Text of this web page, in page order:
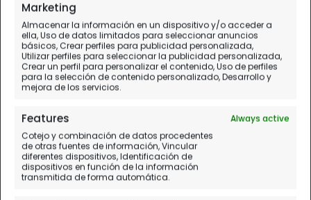
Marketing
Almacenar la información en un dispositivo y/o acceder a
ella, Uso de datos limitados para seleccionar anuncios
básicos, Crear perfiles para publicidad personalizada,
Utilizar perfiles para seleccionar la publicidad personalizada,
Crear un perfil para personalizar el contenido, Uso de perfiles
para la selección de contenido personalizado, Desarrollo y
mejora de los servicios.
Features
Always active
Cotejo y combinación de datos procedentes
de otras fuentes de información, Vincular
diferentes dispositivos, Identificación de
dispositivos en función de la información
transmitida de forma automática.